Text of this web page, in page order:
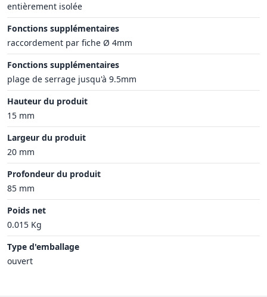
entièrement isolée
Fonctions supplémentaires
raccordement par fiche Ø 4mm
Fonctions supplémentaires
plage de serrage jusqu'à 9.5mm
Hauteur du produit
15 mm
Largeur du produit
20 mm
Profondeur du produit
85 mm
Poids net
0.015 Kg
Type d'emballage
ouvert